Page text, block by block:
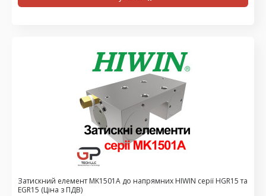
Затискний елемент MK1501A до напрямних HIWIN серії HGR15 та
EGR15 (Ціна з ПДВ)